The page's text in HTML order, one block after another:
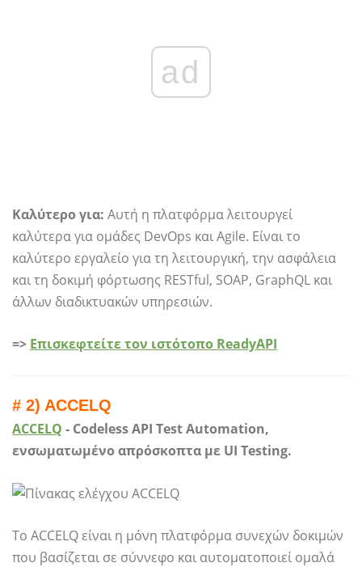
ad
Καλύτερο για: Αυτή η πλατφόρμα λειτουργεί
καλύτερα για ομάδες DevOps και Agile. Είναι το
καλύτερο εργαλείο για τη λειτουργική, την ασφάλεια
και τη δοκιμή φόρτωσης RESTful, SOAP, GraphQL και
άλλων διαδικτυακών υπηρεσιών.
=> Επισκεφτείτε τον ιστότοπο ReadyAPI
# 2) ACCELQ
ACCELQ - Codeless API Test Automation,
ενσωματωμένο απρόσκοπτα με UI Testing.
Το ACCELQ είναι η μόνη πλατφόρμα συνεχών δοκιμών
που βασίζεται σε σύννεφο και αυτοματοποιεί ομαλά